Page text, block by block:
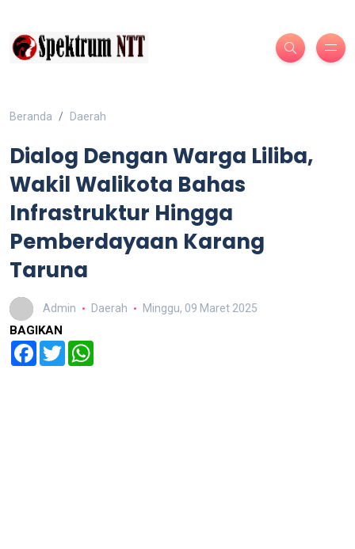
Beranda Daerah
Dialog Dengan Warga Liliba,
Wakil Walikota Bahas
Infrastruktur Hingga
Pemberdayaan Karang
Taruna
Admin Daerah Minggu, 09 Maret 2025
BAGIKAN
Facebook
Twitter